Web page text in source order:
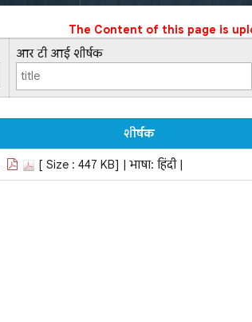
The Content of this page is
आर टी आई शीर्षक
शीर्षक
[ Size : 447 KB] | भाषा: हिंदी |